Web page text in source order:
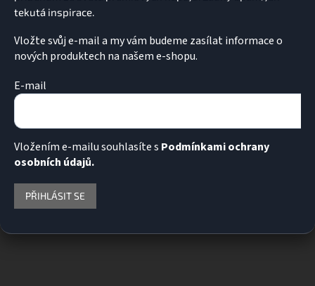
Vložte svůj e-mail a my vám budeme zasílat informace o
nových produktech na našem e-shopu.
E-mail
Vložením e-mailu souhlasíte s Podmínkami ochrany
osobních údajů.
PŘIHLÁSIT SE